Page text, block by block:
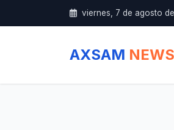
viernes, 7 de agosto
AXSAM NEWS